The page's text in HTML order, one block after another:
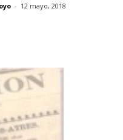
- 12 mayo, 2018